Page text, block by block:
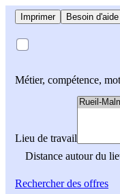
Imprimer Besoin
Métier, compétence,
Lieu de travail
Distance autour du
Rechercherdes offres